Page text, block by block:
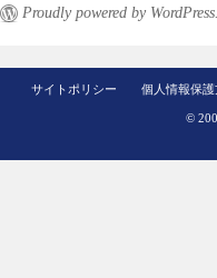
Proudly powered by WordPress.
サイトポリシー 個人情報保
©